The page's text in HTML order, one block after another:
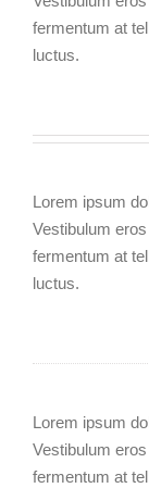
fermentum at
luctus.
Lorem ipsum
Vestibulum
fermentum at
luctus.
Lorem ipsum
Vestibulum
fermentum at